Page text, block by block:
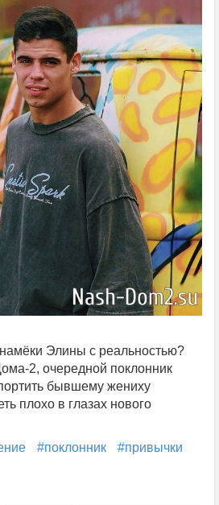
Элины с реальностью?
2, очередной поклонник
бывшему жениху
плохо в глазах нового
#поклонник
#привычки